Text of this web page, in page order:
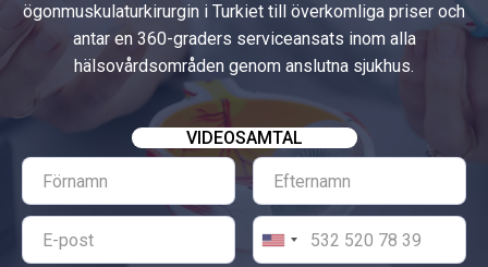
ögonmuskulaturkirurgin i Turkiet till överkomliga priser och
antar en 360-graders serviceansats inom alla
hälsovårdsområden genom anslutna sjukhus.
VIDEOSAMTAL